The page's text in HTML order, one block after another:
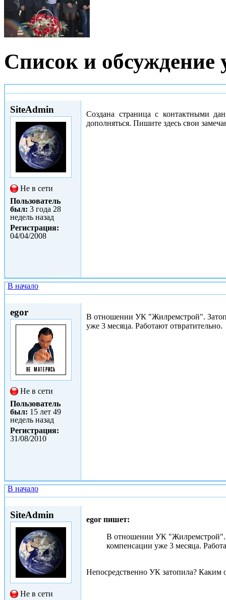
Список и
SiteAdmin
Не в сети
Пользователь
был: 3 года 28
недель назад
Регистрация:
04/04/2008
Создана страница с контактными
дополняться. Пишите здесь свои
В начало
egor
Не в сети
Пользователь
был: 15 лет 49
недель назад
Регистрация:
31/08/2010
В отношении УК "Жилремстрой".
уже 3 месяца. Работают отвратительно.
В начало
SiteAdmin
Не в сети
egor пишет:
В отношении УК "Жилремстрой".
компенсации уже 3 месяца.
Непосредственно УК затопила? Каким